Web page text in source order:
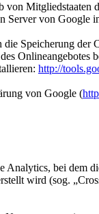
Mitgliedstaaten
Server von Google
Speicherung der
Onlineangebotes
http://
von Google (
bei dem
wird (sog.